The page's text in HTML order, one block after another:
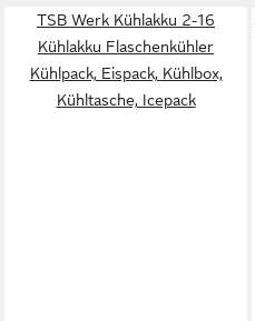
TSB Werk Kühlakku 2-16
Kühlakku Flaschenkühler
Kühlpack, Eispack, Kühlbox,
Kühltasche, Icepack